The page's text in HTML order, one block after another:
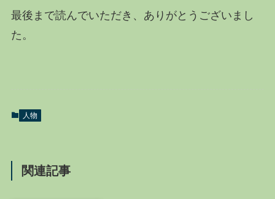
最後まで読んでいただき、ありがとうございまし
た。
人物
関連記事